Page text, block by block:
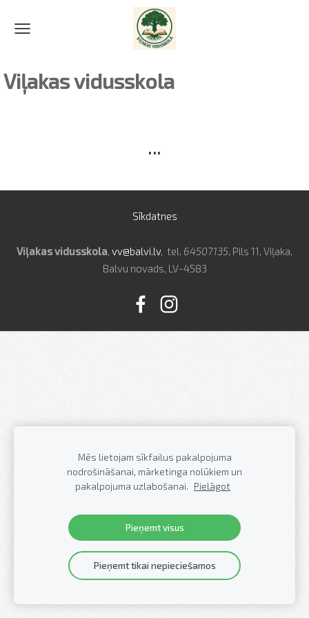
Viļakas vidusskola
...
Sīkdatnes
Viļakas vidusskola vv@balvi.lv, tel. 64507135 Pils 11, Viļaka,
Balvu novads, LV-4583
Mēs lietojam sīkfailus pakalpojuma
nodrošināšanai, mārketinga nolūkiem un
pakalpojuma uzlabošanai.
Pielāgot
Pieņemt visus
Pieņemt tikai nepieciešamos